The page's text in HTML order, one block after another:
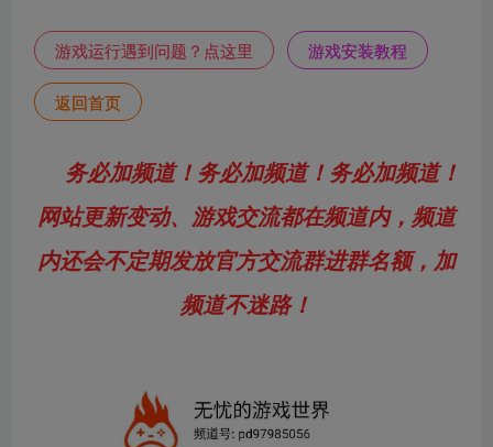
游戏运行遇到问题？点这里 游戏安装教程
返回首页
务必加频道！务必加频道！务必加频道！
网站更新变动、游戏交流都在频道内，频道
内还会不定期发放官方交流群进群名额，加
频道不迷路！